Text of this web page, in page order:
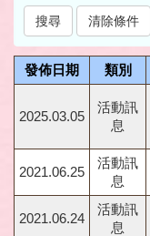
發佈日期 類別
2025.03.05
活動訊
息
2021.06.25
活動訊
息
2021.06.24
活動訊
息